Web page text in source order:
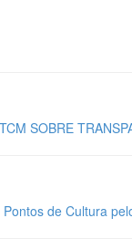
SOBRE
de Cultura